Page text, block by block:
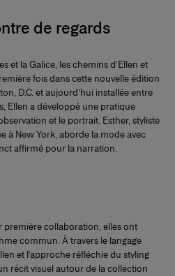
de regards
et la Galice, les chemins d’Ellen et
fois dans cette nouvelle édition
D.C. et aujourd’hui installée entre
Ellen a développé une pratique
et le portrait. Esther, styliste
à New York, aborde la mode avec
affirmé pour la narration.
première collaboration, elles ont
commun. À travers le langage
et l’approche réfléchie du styling
récit visuel autour de la collection